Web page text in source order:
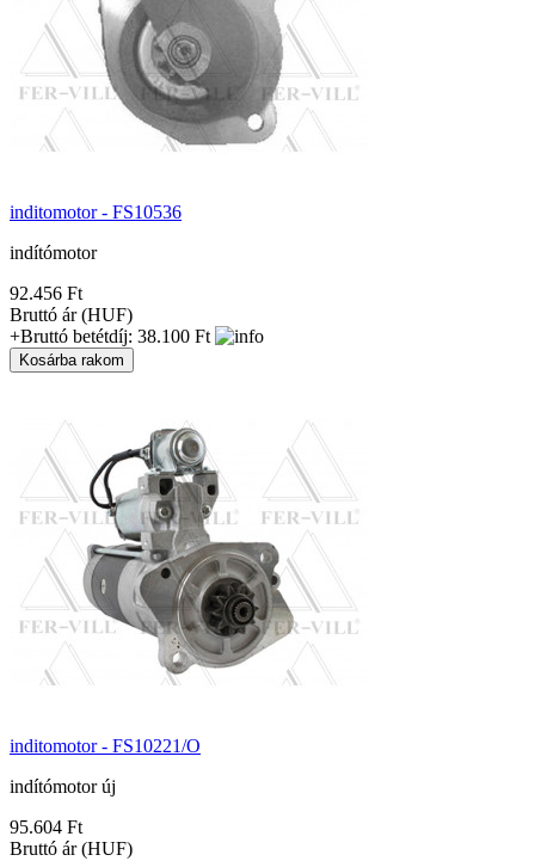
inditomotor - FS10536
indítómotor
92.456 Ft
Bruttó ár (HUF)
+Bruttó betétdíj: 38.100 Ft
inditomotor - FS10221/O
indítómotor új
95.604 Ft
Bruttó ár (HUF)